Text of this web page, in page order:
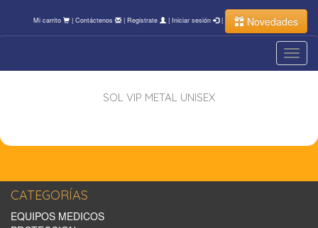
Mi carrito | Contáctenos | Registrate | Iniciar sesión | Novedades
SOL VIP METAL UNISEX
CATEGORÍAS
EQUIPOS MEDICOS